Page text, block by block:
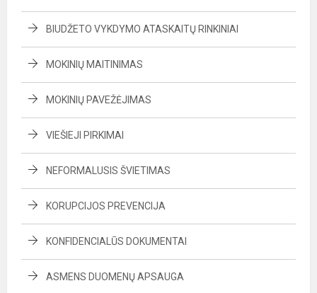
BIUDŽETO VYKDYMO ATASKAITŲ RINKINIAI
MOKINIŲ MAITINIMAS
MOKINIŲ PAVEŽĖJIMAS
VIEŠIEJI PIRKIMAI
NEFORMALUSIS ŠVIETIMAS
KORUPCIJOS PREVENCIJA
KONFIDENCIALŪS DOKUMENTAI
ASMENS DUOMENŲ APSAUGA